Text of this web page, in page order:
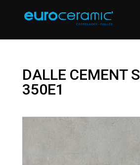
DALLE CEMENT
350E1